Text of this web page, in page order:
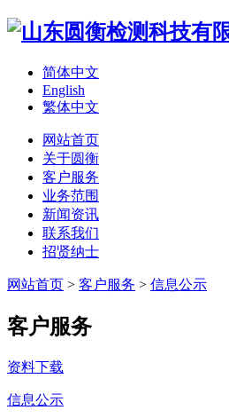
简体中文
English
繁体中文
网站首页
关于圆衡
客户服务
业务范围
新闻资讯
联系我们
招贤纳士
网站首页 > 客户服务 > 信息公示
客户服务
资料下载
信息公示